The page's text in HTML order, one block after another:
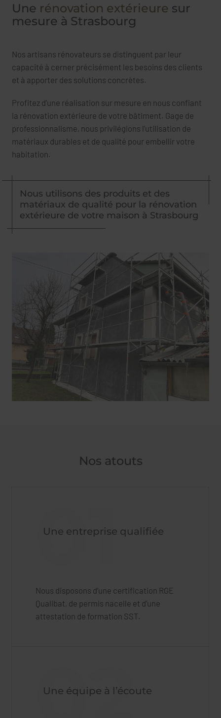
Une rénovation extérieure sur
mesure à Strasbourg
Nos artisans rénovateurs se distinguent par leur
capacité à cerner précisément les besoins des clients
et à apporter des solutions concrètes.
Profitez d’une réalisation sur mesure en nous confiant
la rénovation extérieure de votre bâtiment. Gage de
professionnalisme, nous privilégions l’utilisation de
matériaux durables et de qualité pour embellir votre
habitation.
Nous utilisons des produits et des
matériaux de qualité pour la rénovation
extérieure de votre maison à Strasbourg
Nos atouts
01
Une entreprise qualifiée
Nous disposons d’une certification RGE
Qualibat, de permis nacelle et d’une
attestation de formation SST.
02
Une équipe à l’écoute